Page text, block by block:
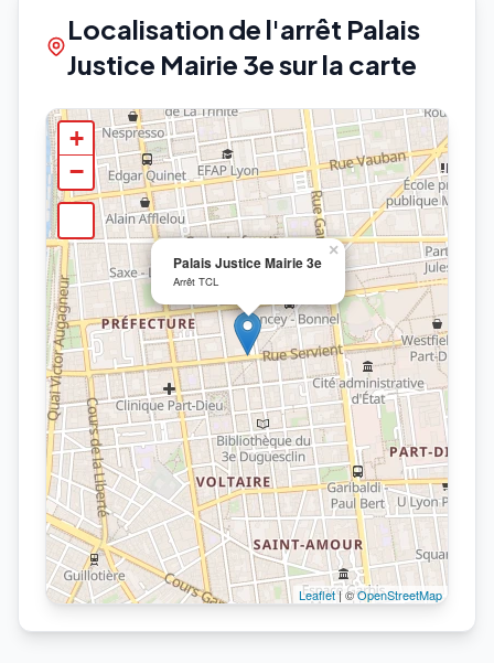
Localisation de l'arrêt Palais
Justice Mairie 3e sur la carte
Palais Justice Mairie 3e
Arrêt TCL
×
+
−
Leaflet| ©OpenStreetMap